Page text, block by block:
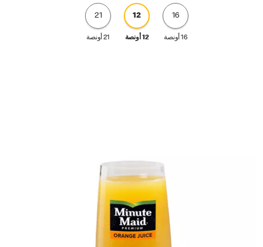
16
16 أونصة
12
12 أونصة
21
21 أونصة